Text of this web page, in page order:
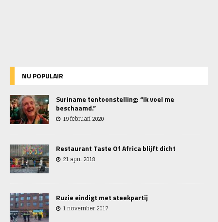
NU POPULAIR
Suriname tentoonstelling: “Ik voel me
beschaamd.”
19 februari 2020
Restaurant Taste Of Africa blijft dicht
21 april 2018
Ruzie eindigt met steekpartij
1 november 2017